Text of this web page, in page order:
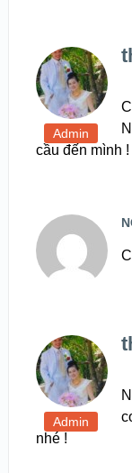
cầu đến mình
nhé !